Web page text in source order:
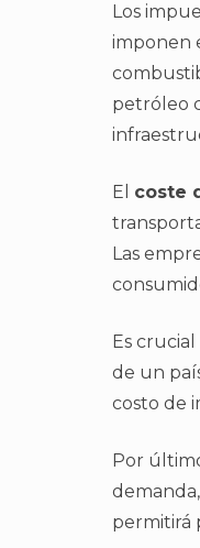
Los
imponen
petróleo
El coste
Las
Es
de un
costo de
Por
permitirá